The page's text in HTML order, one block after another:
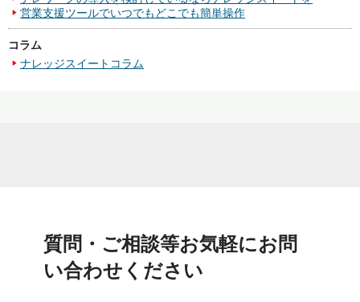
営業支援ツールでいつでもどこでも簡単操作
コラム
ナレッジスイートコラム
質問・ご相談等お気軽にお問
い合わせください